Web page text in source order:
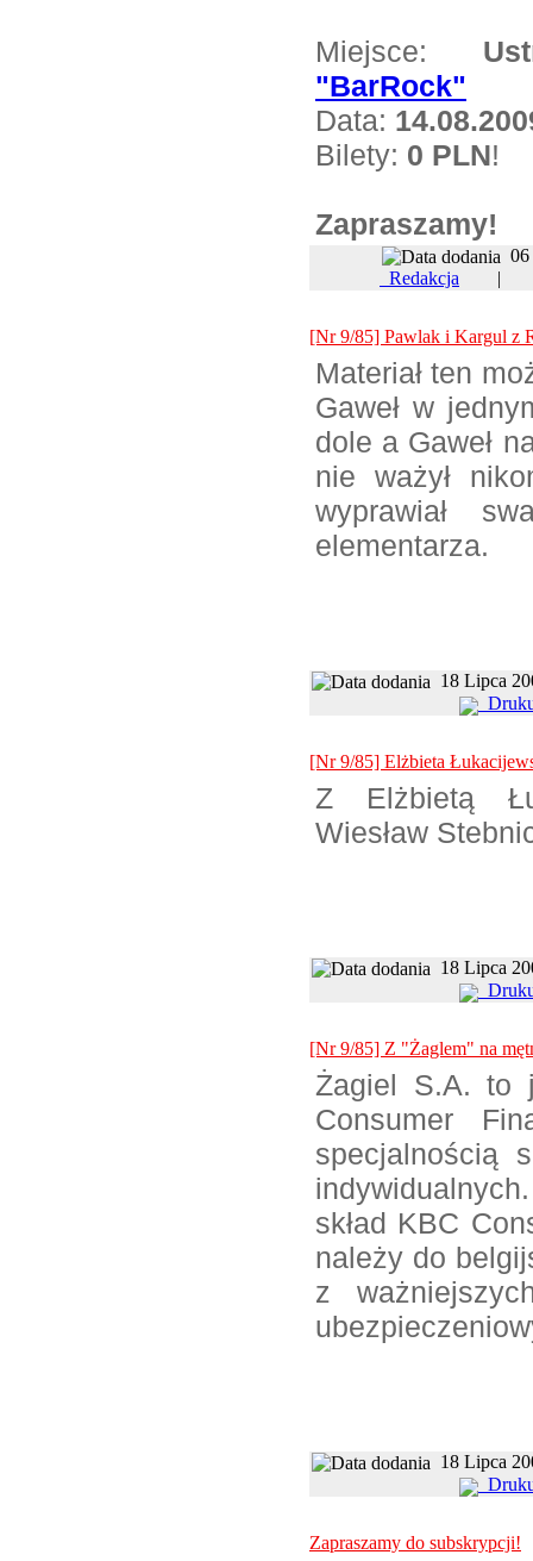
Miejsce:
"BarRock"
Data:
Bilety: 0 PLN!
Zapraszamy!
Redakcja
[Nr 9/85] Pawlak i Kargul z
Materiał ten
Gaweł w
dole a Gaweł
nie ważył
wyprawiał
elementarza.
18
[Nr 9/85] Elżbieta
Z Elżbietą
Wiesław
18
[Nr 9/85] Z "Żaglem" na
Żagiel S.A. to
Consumer
specjalnością
skład KBC
należy do
z
18
Zapraszamy do subskrypcji!